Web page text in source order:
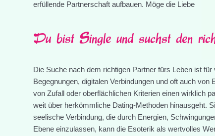
erfüllende Partnerschaft aufbauen. Möge die Liebe
Du bist Single und suchst den
Die Suche nach dem richtigen Partner fürs Leben ist
Begegnungen, digitalen Verbindungen und oft auch
von Zufall oder oberflächlichen Kriterien einen wirklich
weit über herkömmliche Dating-Methoden hinausgeht.
seelische Verbindung, die durch Energien,
Ebene einzulassen, kann die Esoterik als wertvolles